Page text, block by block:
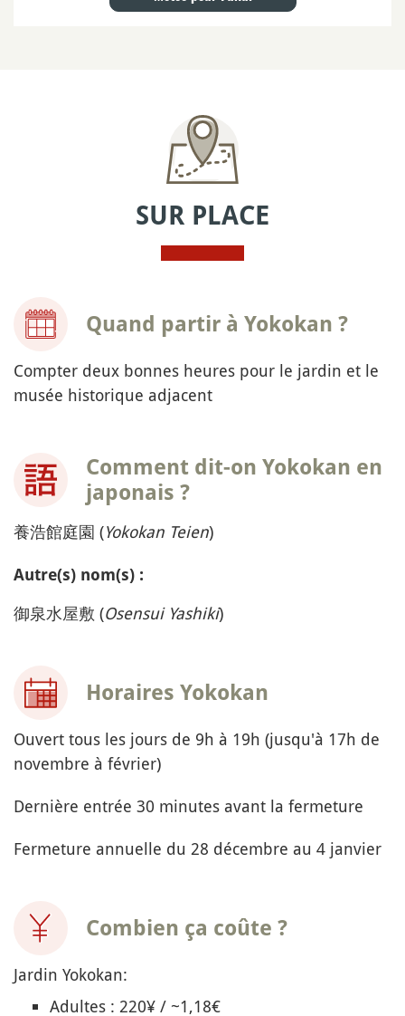
SUR PLACE
Quand partir à Yokokan ?
Compter deux bonnes heures pour le jardin et le
musée historique adjacent
Comment dit-on Yokokan en
japonais ?
養浩館庭園 (Yokokan Teien)
Autre(s) nom(s) :
御泉水屋敷 (Osensui Yashiki)
Horaires Yokokan
Ouvert tous les jours de 9h à 19h (jusqu'à 17h de
novembre à février)
Dernière entrée 30 minutes avant la fermeture
Fermeture annuelle du 28 décembre au 4 janvier
Combien ça coûte ?
Jardin Yokokan:
Adultes : 220¥ / ~1,18€